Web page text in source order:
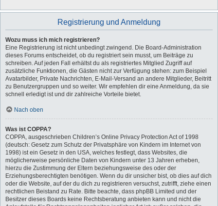
Registrierung und Anmeldung
Wozu muss ich mich registrieren?
Eine Registrierung ist nicht unbedingt zwingend. Die Board-Administration
dieses Forums entscheidet, ob du registriert sein musst, um Beiträge zu
schreiben. Auf jeden Fall erhältst du als registriertes Mitglied Zugriff auf
zusätzliche Funktionen, die Gästen nicht zur Verfügung stehen: zum Beispiel
Avatarbilder, Private Nachrichten, E-Mail-Versand an andere Mitglieder, Beitritt
zu Benutzergruppen und so weiter. Wir empfehlen dir eine Anmeldung, da sie
schnell erledigt ist und dir zahlreiche Vorteile bietet.
Nach oben
Was ist COPPA?
COPPA, ausgeschrieben Children’s Online Privacy Protection Act of 1998
(deutsch: Gesetz zum Schutz der Privatsphäre von Kindern im Internet von
1998) ist ein Gesetz in den USA, welches festlegt, dass Websites, die
möglicherweise persönliche Daten von Kindern unter 13 Jahren erheben,
hierzu die Zustimmung der Eltern beziehungsweise des oder der
Erziehungsberechtigten benötigen. Wenn du dir unsicher bist, ob dies auf dich
oder die Website, auf der du dich zu registrieren versuchst, zutrifft, ziehe einen
rechtlichen Beistand zu Rate. Bitte beachte, dass phpBB Limited und der
Besitzer dieses Boards keine Rechtsberatung anbieten kann und nicht die